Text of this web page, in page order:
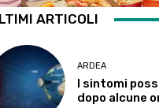
ARTICOLI
ARDEA
I sintomi
dopo alcune